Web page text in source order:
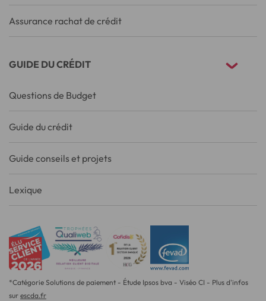
Assurance rachat de crédit
GUIDE DU CRÉDIT
Questions de Budget
Guide du crédit
Guide conseils et projets
Lexique
*Catégorie Solutions de paiement - Étude Ipsos bva - Viséo CI - Plus d'infos
sur escda.fr